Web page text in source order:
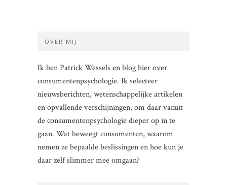
OVER MIJ
Ik ben Patrick Wessels en blog hier over
consumentenpsychologie. Ik selecteer
nieuwsberichten, wetenschappelijke artikelen
en opvallende verschijningen, om daar vanuit
de consumentenpsychologie dieper op in te
gaan. Wat beweegt consumenten, waarom
nemen ze bepaalde beslissingen en hoe kun je
daar zelf slimmer mee omgaan?